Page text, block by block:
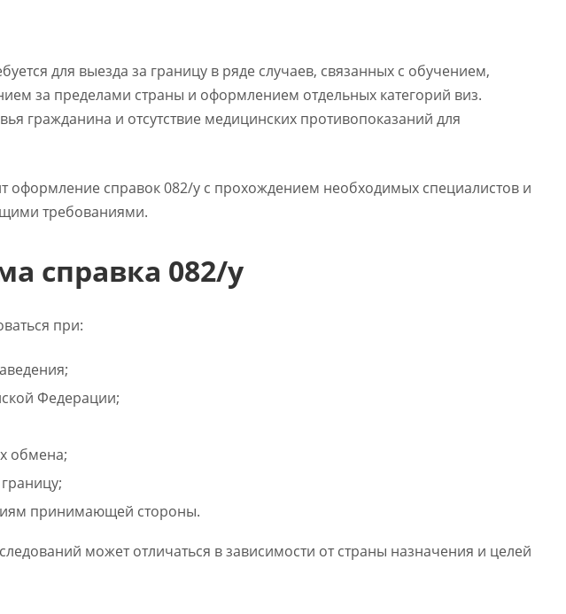
для выезда за границу в ряде случаев, связанных с обучением,
за пределами страны и оформлением отдельных категорий виз.
гражданина и отсутствие медицинских противопоказаний для
оформление справок 082/у с прохождением необходимых специалистов и
требованиями.
справка 082/у
при:
Федерации;
обмена;
принимающей стороны.
может отличаться в зависимости от страны назначения и целей